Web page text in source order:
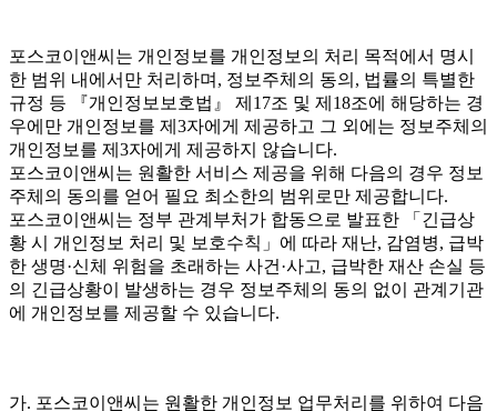
포스코이앤씨는 개인정보를 개인정보의 처리 목적에서 명시
한 범위 내에서만 처리하며, 정보주체의 동의, 법률의 특별한
규정 등 『개인정보보호법』 제17조 및 제18조에 해당하는 경
우에만 개인정보를 제3자에게 제공하고 그 외에는 정보주체의
개인정보를 제3자에게 제공하지 않습니다.
포스코이앤씨는 원활한 서비스 제공을 위해 다음의 경우 정보
주체의 동의를 얻어 필요 최소한의 범위로만 제공합니다.
포스코이앤씨는 정부 관계부처가 합동으로 발표한 「긴급상
황 시 개인정보 처리 및 보호수칙」에 따라 재난, 감염병, 급박
한 생명·신체 위험을 초래하는 사건·사고, 급박한 재산 손실 등
의 긴급상황이 발생하는 경우 정보주체의 동의 없이 관계기관
에 개인정보를 제공할 수 있습니다.
가. 포스코이앤씨는 원활한 개인정보 업무처리를 위하여 다음